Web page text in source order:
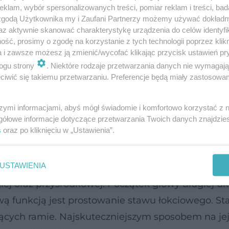
mięśniem jesttrójgłowyramienia.
to od niego, a nie bicepsa, zależy w
jest zbudowany triceps oraz w jaki sposób go
widoczny.
powierzchnię ramienia. Jego przyczep
oraz przyśrodkowej. Początek głowy długiej
funkcją jest prostowanie stawu łokciowego.
ramie. Najskuteczniejszym sposobem na jej
wybór spersonalizowanych treści, pomiar reklam i treści,
Użytkownika my i Zaufani Partnerzy możemy używać
aktywnie skanować charakterystykę urządzenia do celów
prosimy o zgodę na korzystanie z tych technologii poprzez
i zawsze możesz ją zmienić/wycofać klikając przycisk ustawień
strony
. Niektóre rodzaje przetwarzania danych nie
się takiemu przetwarzaniu. Preferencje będą miały
informacjami, abyś mógł świadomie i komfortowo korzystać z
informacje dotyczące przetwarzania Twoich danych
oraz po kliknięciu w „Ustawienia”.
USTAWIENIA